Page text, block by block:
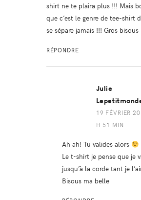
shirt ne te plaira plus !!! Mais
que c’est le genre de tee-shirt
se sépare jamais !!! Gros bisous
RÉPONDRE
Julie
19 FÉVRIER
H 51 MIN
Ah ah! Tu valides alors
Le t-shirt je pense que je
jusqu’à la corde tant je
Bisous ma belle